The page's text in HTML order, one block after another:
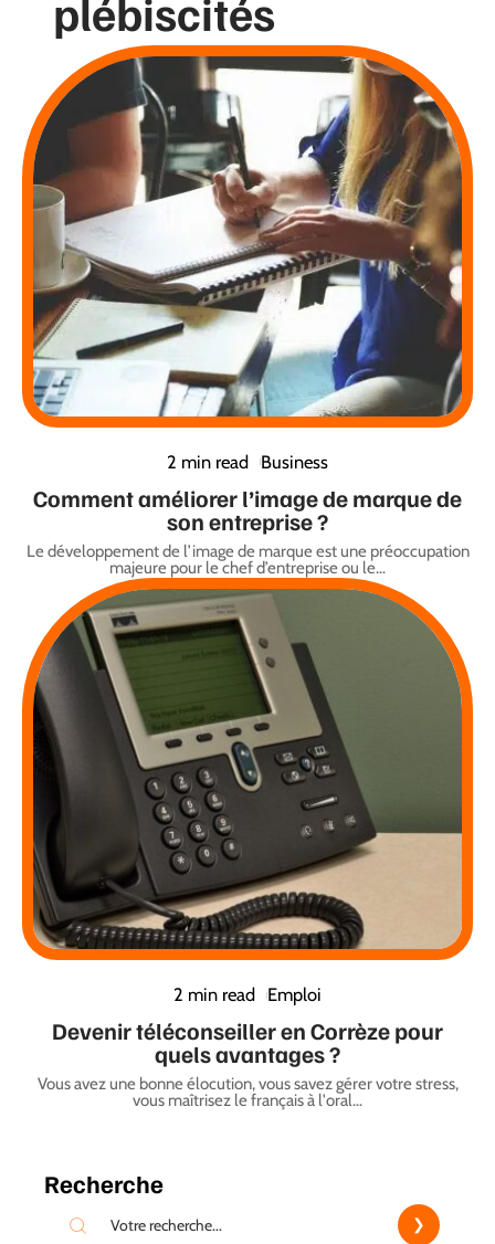
plébiscités
2 min read Business
Comment améliorer l’image de marque de
son entreprise ?
Le développement de l’image de marque est une préoccupation
majeure pour le chef d’entreprise ou le…
2 min read Emploi
Devenir téléconseiller en Corrèze pour
quels avantages ?
Vous avez une bonne élocution, vous savez gérer votre stress,
vous maîtrisez le français à l'oral…
Recherche